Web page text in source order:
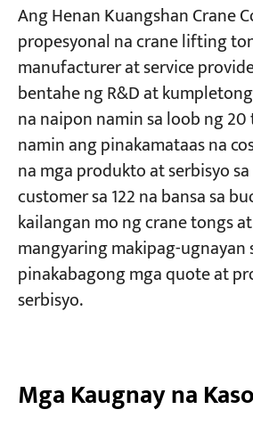
Ang Henan Kuangshan Crane
propesyonal na crane lifting
manufacturer at service
bentahe ng R&D at
na naipon namin sa loob ng
namin ang pinakamataas na
na mga produkto at serbisyo
customer sa 122 na bansa sa
kailangan mo ng crane tongs
mangyaring makipag-ugnayan
pinakabagong mga quote at
serbisyo.
Mga Kaugnay na Kaso